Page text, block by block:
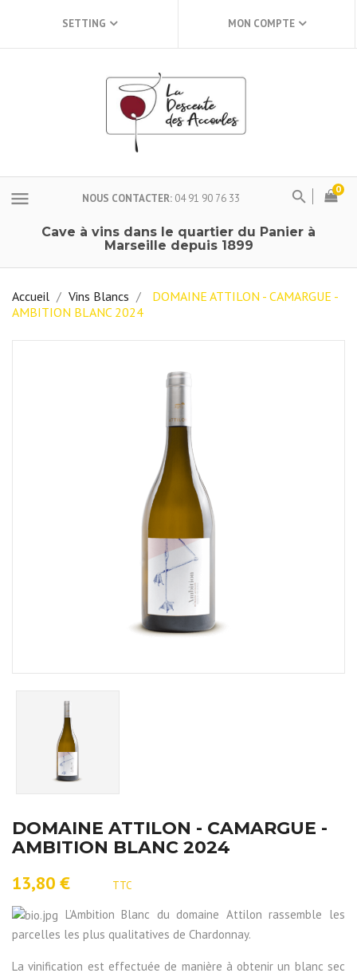
SETTING MON COMPTE
menu NOUS CONTACTER 04 91 90 76 33
0
Cave à vins dans le quartier du Panier à
Marseille depuis 1899
Accueil Vins Blancs
DOMAINE ATTILON - CAMARGUE -
AMBITION BLANC 2024
DOMAINE ATTILON - CAMARGUE -
AMBITION BLANC 2024
13,80 € TTC
L’Ambition Blanc du domaine Attilon rassemble les
parcelles les plus qualitatives de Chardonnay.
La vinification est effectuée de manière à obtenir un blanc sec